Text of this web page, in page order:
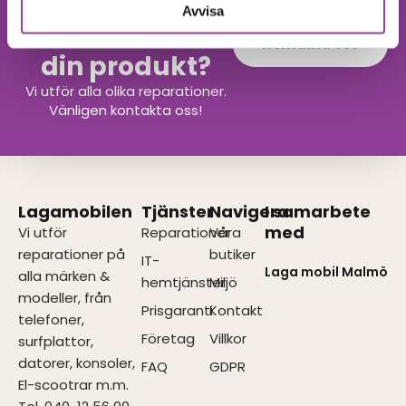
Avvisa
Hittar du inte
din produkt?
Vi utför alla olika reparationer.
Vänligen kontakta oss!
Kontakta oss
Lagamobilen
Vi utför
reparationer på
alla märken &
modeller, från
telefoner,
surfplattor,
datorer, konsoler,
El-scootrar m.m.
Tjänster
Reparationer
IT-
hemtjänster
Prisgaranti
Företag
FAQ
Navigera
Våra
butiker
Miljö
Kontakt
Villkor
GDPR
I samarbete
med
Laga mobil Malmö